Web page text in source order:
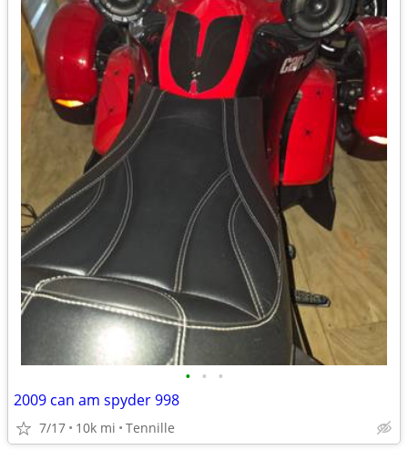
• • •
2009 can am spyder 998
7/17 10k mi Tennille